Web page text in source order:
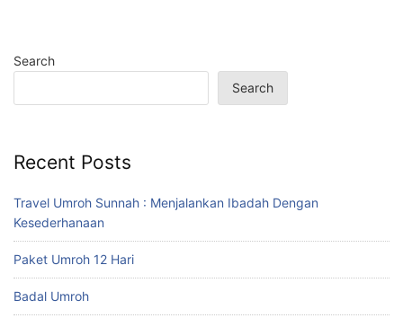
Search
Search
Recent Posts
Travel Umroh Sunnah : Menjalankan Ibadah Dengan
Kesederhanaan
Paket Umroh 12 Hari
Badal Umroh